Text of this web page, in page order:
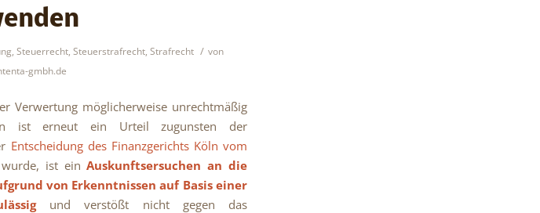
, Steuerrecht, Steuerstrafrecht, Strafrecht / von
gmbh.de
Verwertung möglicherweise unrechtmäßig
ist erneut ein Urteil zugunsten der
Entscheidung des Finanzgerichts Köln vom
wurde, ist einAuskunftsersuchen an die
von Erkenntnissen auf Basis einer
und verstößt nicht gegen das